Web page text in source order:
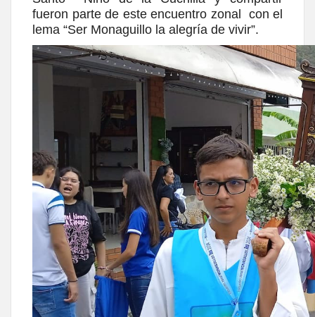
fueron parte de este encuentro zonal con el
lema “Ser Monaguillo la alegría de vivir”.